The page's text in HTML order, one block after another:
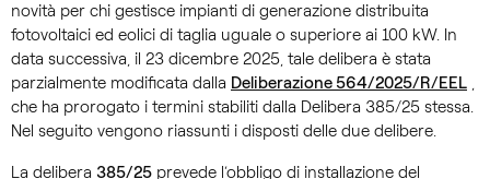
novità per chi gestisce impianti di generazione distribuita
fotovoltaici ed eolici di taglia uguale o superiore ai 100 kW. In
data successiva, il 23 dicembre 2025, tale delibera è stata
parzialmente modificata dalla Deliberazione 564/2025/R/EEL ,
che ha prorogato i termini stabiliti dalla Delibera 385/25 stessa.
Nel seguito vengono riassunti i disposti delle due delibere.
La delibera 385/25 prevede l’obbligo di installazione del